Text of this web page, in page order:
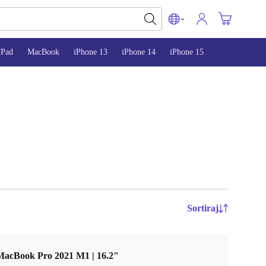
MacBook iPhone 13 iPhone 14 iPhone 15
Sortiraj
Pro 2021 M1 | 16.2"